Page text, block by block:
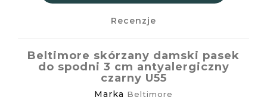
Recenzje
Beltimore skórzany damski pasek
do spodni 3 cm antyalergiczny
czarny U55
Marka Beltimore